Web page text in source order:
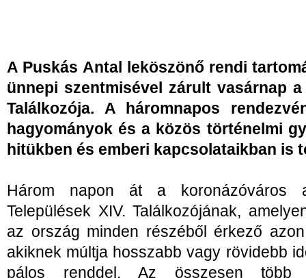
A Puskás Antal leköszönő rendi
ünnepi szentmisével zárult vasárnap a
Találkozója. A háromnapos
hagyományok és a közös történelmi
hitükben és emberi kapcsolataikban is
Három napon át a koronázóváros
Települések XIV. Találkozójának,
az ország minden részéből érkező
akiknek múltja hosszabb vagy rövidebb
pálos renddel. Az összesen több